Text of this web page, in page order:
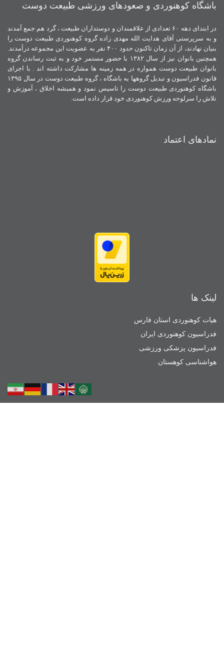
باشگاه کوهنوردی و صعودهای ورزشی طبیعت دوست
در ابتدای دهه ۶۰ تعدادی از علاقمندان و دوستداران طبیعت ، گرد هم جمع آمدند
و به سرپرستی آقای هدایت الله مهدی زاده گروه کوهنوردی طبیعت دوست را
بنیان نهادند، از آن زمان تاکنون حدود ۴۰۰ نفر به عضویت این مجموعه درآمدند.
همچنین بانوان نیز از سال ۱۳۸۲ با حضور مستمر خود و به ثبت رساندن گروه
بانوان طبیعت دوست همواره در همه زمینه ها مشارکت داشته اند . با اجرای
قانون فدراسیون و تبدیل گروهها به باشگاه ، گروه طبیعت دوست در سال ۱۳۹۵
باشگاه کوهنوردی طبیعت دوست را تاسیس نمود و همیشه اخلاق ، آموزش و
تلاش را سرلوحه ورزش کوهنوردی خود قرار داده است.
نمادهای اعتماد
لینک ها
هیات کوهنوردی استان فارس
فدراسیون کوهنوردی ایران
فدراسیون پزشکی ورزشی
هواشناسی کوهستان